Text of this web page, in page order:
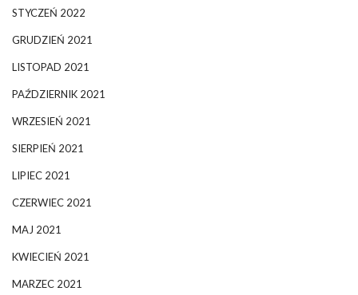
STYCZEŃ 2022
GRUDZIEŃ 2021
LISTOPAD 2021
PAŹDZIERNIK 2021
WRZESIEŃ 2021
SIERPIEŃ 2021
LIPIEC 2021
CZERWIEC 2021
MAJ 2021
KWIECIEŃ 2021
MARZEC 2021